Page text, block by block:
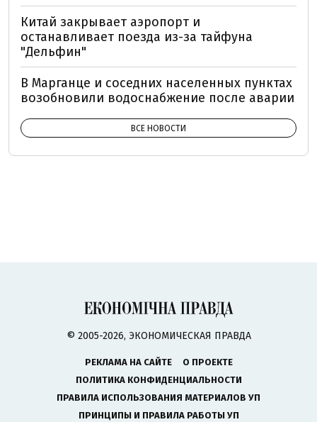
Китай закрывает аэропорт и
останавливает поезда из-за тайфуна
"Дельфин"
В Марганце и соседних населенных пунктах
возобновили водоснабжение после аварии
ВСЕ НОВОСТИ
© 2005-2026, ЭКОНОМИЧЕСКАЯ ПРАВДА
РЕКЛАМА НА САЙТЕ
О ПРОЕКТЕ
ПОЛИТИКА КОНФИДЕНЦИАЛЬНОСТИ
ПРАВИЛА ИСПОЛЬЗОВАНИЯ МАТЕРИАЛОВ УП
ПРИНЦИПЫ И ПРАВИЛА РАБОТЫ УП